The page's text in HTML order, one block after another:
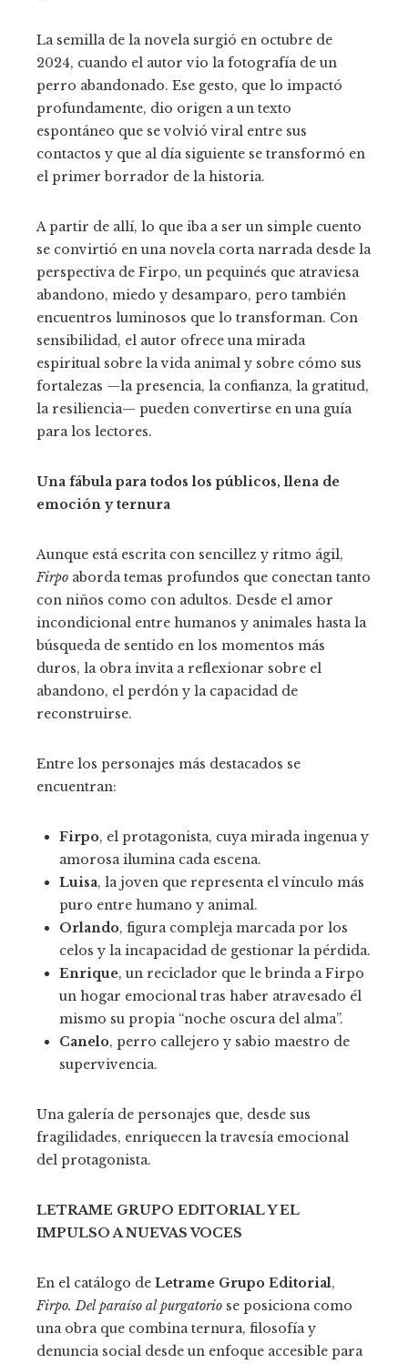
La semilla de la novela surgió en octubre de
2024, cuando el autor vio la fotografía de un
perro abandonado. Ese gesto, que lo impactó
profundamente, dio origen a un texto
espontáneo que se volvió viral entre sus
contactos y que al día siguiente se transformó en
el primer borrador de la historia.
A partir de allí, lo que iba a ser un simple cuento
se convirtió en una novela corta narrada desde la
perspectiva de Firpo, un pequinés que atraviesa
abandono, miedo y desamparo, pero también
encuentros luminosos que lo transforman. Con
sensibilidad, el autor ofrece una mirada
espiritual sobre la vida animal y sobre cómo sus
fortalezas —la presencia, la confianza, la gratitud,
la resiliencia— pueden convertirse en una guía
para los lectores.
Una fábula para todos los públicos, llena de
emoción y ternura
Aunque está escrita con sencillez y ritmo ágil,
Firpo aborda temas profundos que conectan tanto
con niños como con adultos. Desde el amor
incondicional entre humanos y animales hasta la
búsqueda de sentido en los momentos más
duros, la obra invita a reflexionar sobre el
abandono, el perdón y la capacidad de
reconstruirse.
Entre los personajes más destacados se
encuentran:
Firpo, el protagonista, cuya mirada ingenua y
amorosa ilumina cada escena.
Luisa, la joven que representa el vínculo más
puro entre humano y animal.
Orlando, figura compleja marcada por los
celos y la incapacidad de gestionar la pérdida.
Enrique, un reciclador que le brinda a Firpo
un hogar emocional tras haber atravesado él
mismo su propia “noche oscura del alma”.
Canelo, perro callejero y sabio maestro de
supervivencia.
Una galería de personajes que, desde sus
fragilidades, enriquecen la travesía emocional
del protagonista.
LETRAME GRUPO EDITORIAL Y EL
IMPULSO A NUEVAS VOCES
En el catálogo de Letrame Grupo Editorial,
Firpo. Del paraíso al purgatorio se posiciona como
una obra que combina ternura, filosofía y
denuncia social desde un enfoque accesible para